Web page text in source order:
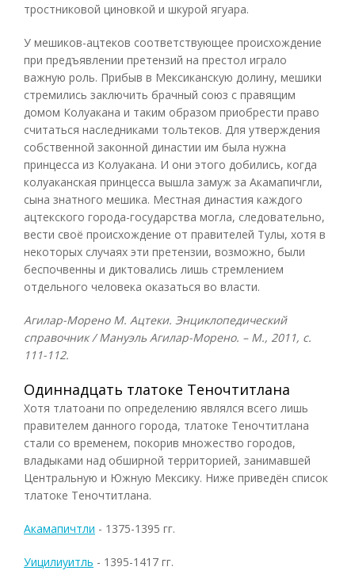
тростниковой циновкой и шкурой ягуара.
У мешиков-ацтеков соответствующее происхождение
при предъявлении претензий на престол играло
важную роль. Прибыв в Мексиканскую долину, мешики
стремились заключить брачный союз с правящим
домом Колуакана и таким образом приобрести право
считаться наследниками тольтеков. Для утверждения
собственной законной династии им была нужна
принцесса из Колуакана. И они этого добились, когда
колуаканская принцесса вышла замуж за Акамапичгли,
сына знатного мешика. Местная династия каждого
ацтекского города-государства могла, следовательно,
вести своё происхождение от правителей Тулы, хотя в
некоторых случаях эти претензии, возможно, были
беспочвенны и диктовались лишь стремлением
отдельного человека оказаться во власти.
Агилар-Морено М. Ацтеки. Энциклопедический
справочник / Мануэль Агилар-Морено. – М., 2011, с.
111-112.
Одиннадцать тлатоке Теночтитлана
Хотя тлатоани по определению являлся всего лишь
правителем данного города, тлатоке Теночтитлана
стали со временем, покорив множество городов,
владыками над обширной территорией, занимавшей
Центральную и Южную Мексику. Ниже приведён список
тлатоке Теночтитлана.
Акамапичтли - 1375-1395 гг.
Уицилиуитль - 1395-1417 гг.